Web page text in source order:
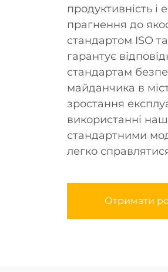
продуктивність і
прагнення до
стандартом ISO
гарантує
стандартам
майданчика в
зростання
використанні
стандартними
легко
Отримати